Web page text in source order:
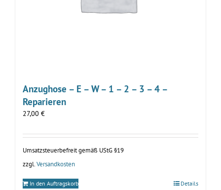
Anzughose – E – W – 1 – 2 – 3 – 4 –
Reparieren
27,00 €
Umsatzsteuerbefreit gemäß UStG §19
zzgl. Versandkosten
In den Auftragskorb Details